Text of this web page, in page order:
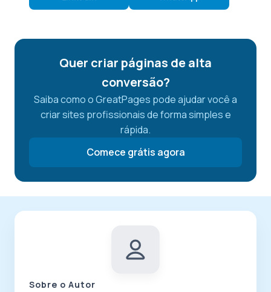
Quer criar páginas de alta
conversão?
Saiba como o GreatPages pode ajudar você a
criar sites profissionais de forma simples e
rápida.
Comece grátis agora
Sobre o Autor